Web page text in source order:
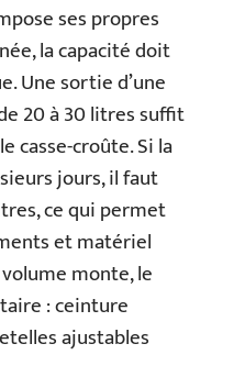
ses propres
la capacité doit
Une sortie d’une
20 à 30 litres suffit
casse-croûte. Si la
jours, il faut
ce qui permet
et matériel
monte, le
: ceinture
ajustables